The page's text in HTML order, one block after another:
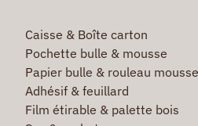
Caisse & Boîte carton
Pochette bulle & mousse
Papier bulle & rouleau mousse
Adhésif & feuillard
Film étirable & palette bois